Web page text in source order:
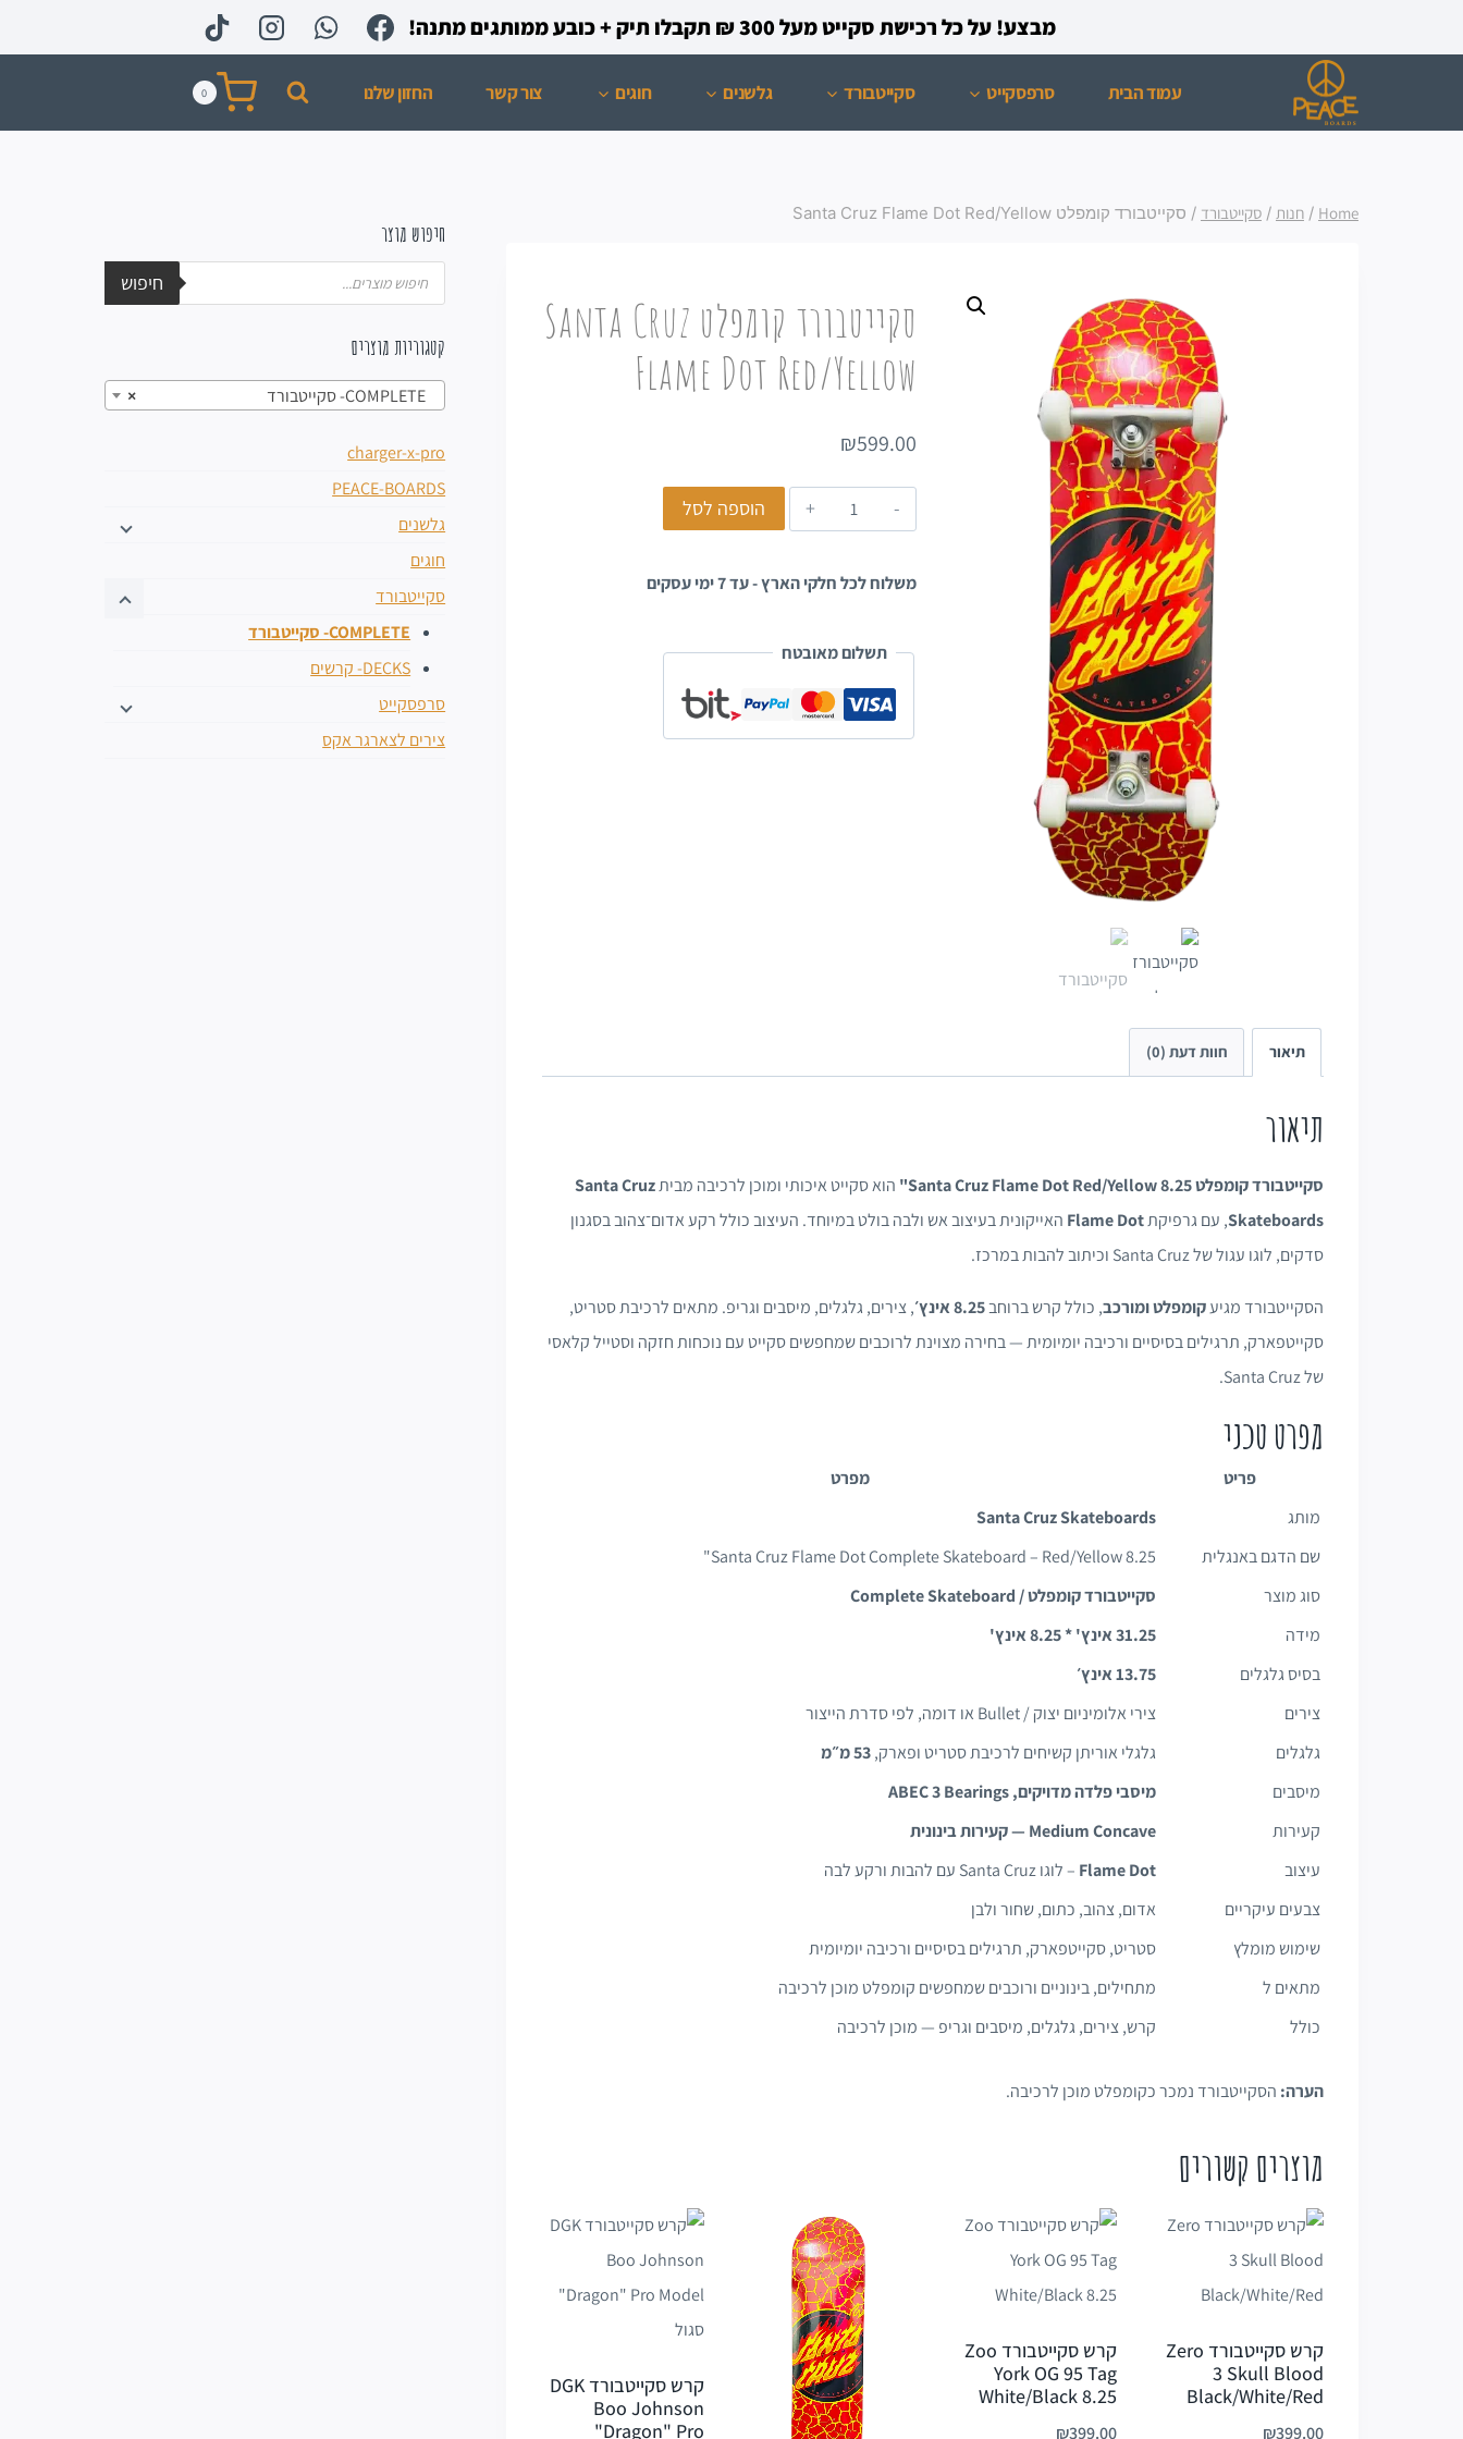
מבצע! על כל רכישת סקייט מעל 300 ₪ תקבלו תיק + כובע ממותגים מתנה!
עמוד הבית סרפסקייט סקייטבורד גלשנים חוגים צור קשר החזון שלנו 0
Home
/ חנות / סקייטבורד / סקייטבורד קומפלט Santa Cruz Flame Dot Red/Yellow
סקייטבורד קומפלט Santa Cruz
Flame Dot Red/Yellow
₪599.00
הוספה לסל
משלוח לכל חלקי הארץ - עד 7 ימי עסקים
תשלום מאובטח
תיאור חוות דעת (0)
תיאור
סקייטבורד קומפלט Santa Cruz Flame Dot Red/Yellow 8.25" הוא סקייט איכותי ומוכן לרכיבה מביתSanta Cruz
Skateboards, עם גרפיקתFlame Dot האייקונית בעיצוב אש ולבה בולט במיוחד. העיצוב כולל רקע אדום־צהוב בסגנון
סדקים, לוגו עגול של Santa Cruz וכיתוב להבות במרכז.
הסקייטבורד מגיעקומפלט ומורכב, כולל קרש ברוחב8.25 אינץ׳
, צירים, גלגלים, מיסבים וגריפ. מתאים לרכיבת סטריט,
סקייטפארק, תרגילים בסיסיים ורכיבה יומיומית — בחירה מצוינת לרוכבים שמחפשים סקייט עם נוכחות חזקה וסטייל קלאסי
של Santa Cruz.
מפרט טכני
פריט
מפרט
מותג
Santa Cruz Skateboards
שם הדגם באנגלית
Santa Cruz Flame Dot Complete Skateboard – Red/Yellow 8.25"
סוג מוצר
סקייטבורד קומפלט / Complete Skateboard
מידה
31.25 אינץ' * 8.25 אינץ'
בסיס גלגלים
13.75 אינץ׳
צירים
צירי אלומיניום יצוק / Bullet או דומה, לפי סדרת הייצור
גלגלים
גלגלי אוריתן קשיחים לרכיבת סטריט ופארק,53 מ״מ
מיסבים
מיסבי פלדה מדויקים, ABEC 3 Bearings
קעירות
Medium Concave — קעירות בינונית
עיצוב
Flame Dot – לוגו Santa Cruz עם להבות ורקע לבה
צבעים עיקריים
אדום, צהוב, כתום, שחור ולבן
שימוש מומלץ
סטריט, סקייטפארק, תרגילים בסיסיים ורכיבה יומיומית
מתאים ל
מתחילים, בינוניים ורוכבים שמחפשים קומפלט מוכן לרכיבה
כולל
קרש, צירים, גלגלים, מיסבים וגריפ — מוכן לרכיבה
הערה: הסקייטבורד נמכר כקומפלט מוכן לרכיבה.
מוצרים קשורים
קרש סקייטבורד Zero
3 Skull Blood
Black/White/Red
₪399.00
קרש סקייטבורד Zoo
York OG 95 Tag
White/Black 8.25
₪399.00
קרש סקייטבורד DGK
Boo Johnson
"Dragon" Pro
חיפוש מוצר
חיפוש
קטגוריות מוצרים
×
charger-x-pro
PEACE-BOARDS
גלשנים
חוגים
סקייטבורד
COMPLETE- סקייטבורד
DECKS- קרשים
סרפסקייט
צירים לצארגר אקס